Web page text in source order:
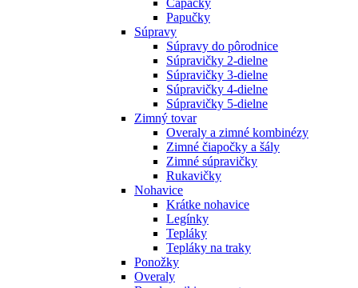
Capáčky
Papučky
Súpravy
Súpravy do pôrodnice
Súpravičky 2-dielne
Súpravičky 3-dielne
Súpravičky 4-dielne
Súpravičky 5-dielne
Zimný tovar
Overaly a zimné kombinézy
Zimné čiapočky a šály
Zimné súpravičky
Rukavičky
Nohavice
Krátke nohavice
Legínky
Tepláky
Tepláky na traky
Ponožky
Overaly